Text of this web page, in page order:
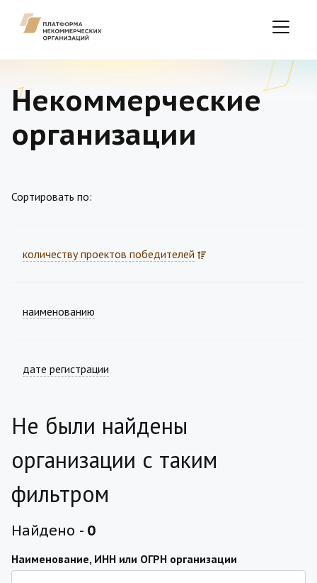
Некоммерческие
организации
Сортировать по:
количеству проектов победителей
наименованию
дате регистрации
Не были найдены
организации с таким
фильтром
Найдено - 0
Наименование, ИНН или ОГРН организации